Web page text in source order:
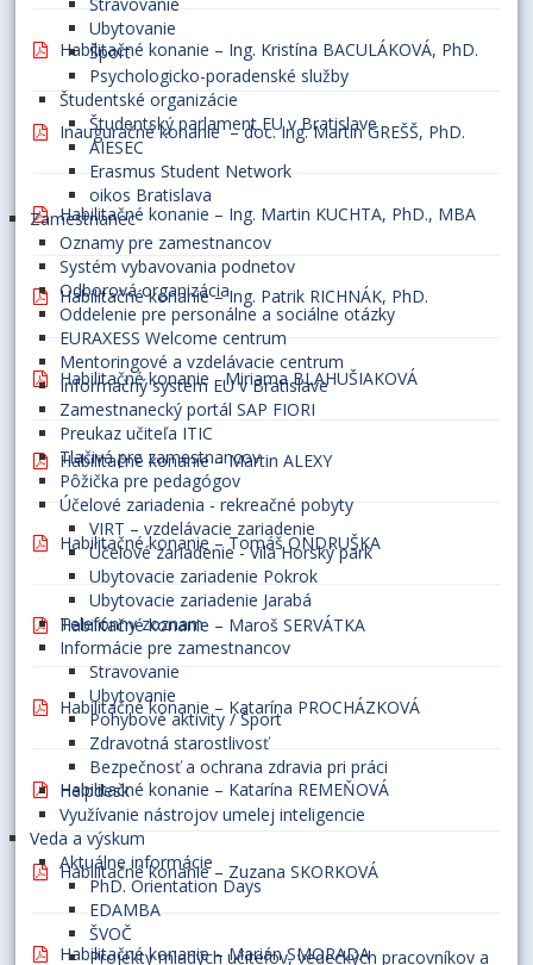
Ubytovanie
Šport
Psychologicko-poradenské služby
Študentské organizácie
Študentský parlament EU v Bratislave
AIESEC
Erasmus Student Network
oikos Bratislava
Zamestnanec
Oznamy pre zamestnancov
Systém vybavovania podnetov
Odborová organizácia
Oddelenie pre personálne a sociálne otázky
EURAXESS Welcome centrum
Mentoringové a vzdelávacie centrum
Informačný systém EU v Bratislave
Zamestnanecký portál SAP FIORI
Preukaz učiteľa ITIC
Tlačivá pre zamestnancov
Pôžička pre pedagógov
Účelové zariadenia - rekreačné pobyty
VIRT – vzdelávacie zariadenie
Účelové zariadenie - Vila Horský park
Ubytovacie zariadenie Pokrok
Ubytovacie zariadenie Jarabá
Telefónny zoznam
Informácie pre zamestnancov
Stravovanie
Ubytovanie
Pohybové aktivity / Šport
Zdravotná starostlivosť
Bezpečnosť a ochrana zdravia pri práci
Helpdesk
Využívanie nástrojov umelej inteligencie
Veda a výskum
Aktuálne informácie
PhD. Orientation Days
EDAMBA
ŠVOČ
Projekty mladých učiteľov, vedeckých pracovníkov a
Habilitačné konanie – Ing. Kristína BACULÁKOVÁ, PhD.
Inauguračné konanie – doc. Ing. Martin GREŠŠ, PhD.
Habilitačné konanie – Ing. Martin KUCHTA, PhD., MBA
Habilitačné konanie – Ing. Patrik RICHNÁK, PhD.
Habilitačné konanie - Miriama BLAHUŠIAKOVÁ
Habilitačné konanie – Martin ALEXY
Habilitačné konanie – Tomáš ONDRUŠKA
Habilitačné konanie – Maroš SERVÁTKA
Habilitačné konanie – Katarína PROCHÁZKOVÁ
Habilitačné konanie – Katarína REMEŇOVÁ
Habilitačné konanie – Zuzana SKORKOVÁ
Habilitačné konanie – Marián SMORADA